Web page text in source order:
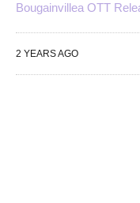
Bougainvillea OTT
2 YEARS AGO